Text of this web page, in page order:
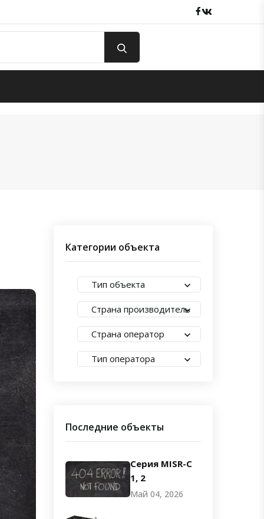
Facebook
Категории объекта
Тип объекта
Страна производитель
Страна оператор
Тип оператора
Последние объекты
Серия MISR-C
1, 2
Май 04, 2026